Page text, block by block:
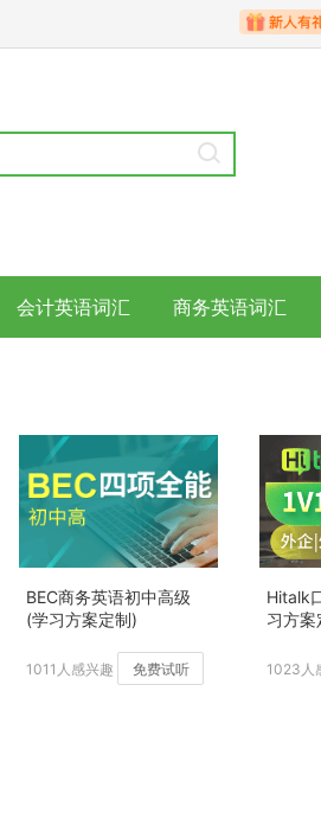
会计英语词汇 商务英语词汇
BEC商务英语初中高级
(学习方案定制)
1011人感兴趣 免费试听
Hitalk
习方案
1023人